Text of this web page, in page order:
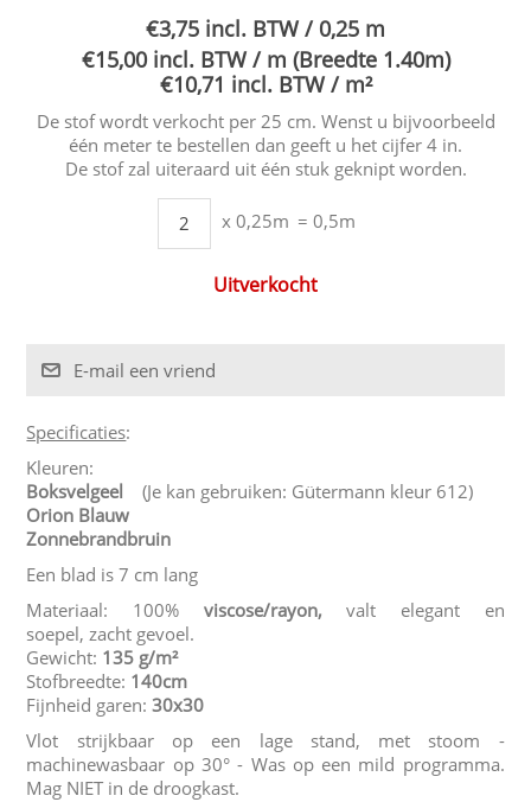
€3,75 incl. BTW / 0,25 m
€15,00 incl. BTW / m (Breedte 1.40m)
€10,71 incl. BTW / m²
De stof wordt verkocht per 25 cm. Wenst u bijvoorbeeld
één meter te bestellen dan geeft u het cijfer 4 in.
De stof zal uiteraard uit één stuk geknipt worden.
x 0,25m = 0,5m
Uitverkocht
Specificaties:
Kleuren:
Boksvelgeel (Je kan gebruiken: Gütermann kleur 612)
Orion Blauw
Zonnebrandbruin
Een blad is 7 cm lang
Materiaal: 100% viscose/rayon,valt elegant en
soepel, zacht gevoel.
Gewicht: 135 g/m²
Stofbreedte: 140cm
Fijnheid garen:30x30
Vlot strijkbaar op een lage stand, met stoom -
machinewasbaar op 30° - Was op een mild programma.
Mag NIET in de droogkast.